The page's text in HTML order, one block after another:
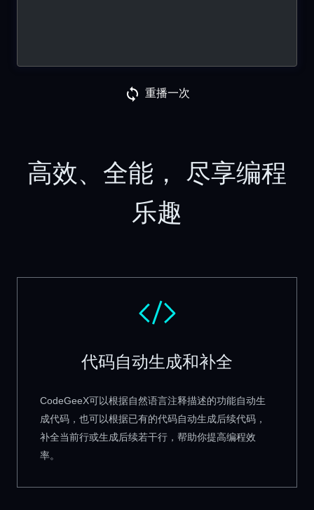
重播一次
高效、全能， 尽享编程
乐趣
代码自动生成和补全
CodeGeeX可以根据自然语言注释描述的功能自动生
成代码，也可以根据已有的代码自动生成后续代码，
补全当前行或生成后续若干行，帮助你提高编程效
率。